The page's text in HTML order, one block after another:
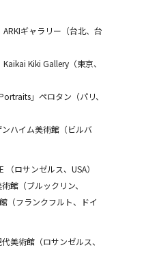
ARKIギャラリー（台北、台
Kiki Gallery（東京、
」ペロタン（パリ、
ンハイム美術館（ビルバ
（ロサンゼルス、USA）
館（ブルックリン、
（フランクフルト、ドイ
美術館（ロサンゼルス、